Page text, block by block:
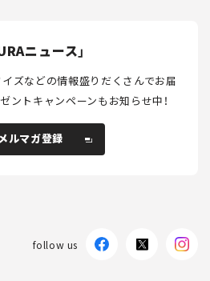
ニュース」
ズなどの情報盛りだくさんでお届
ントキャンペーンもお知らせ中！
ルマガ登録
follow us